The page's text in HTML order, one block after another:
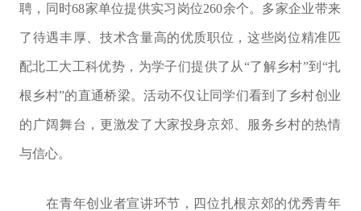
聘，同时68家单位提供实习岗位260余个。多家企业带来
了待遇丰厚、技术含量高的优质职位，这些岗位精准匹
配北工大工科优势，为学子们提供了从“了解乡村”到“扎
根乡村”的直通桥梁。活动不仅让同学们看到了乡村创业
的广阔舞台，更激发了大家投身京郊、服务乡村的热情
与信心。
在青年创业者宣讲环节，四位扎根京郊的优秀青年